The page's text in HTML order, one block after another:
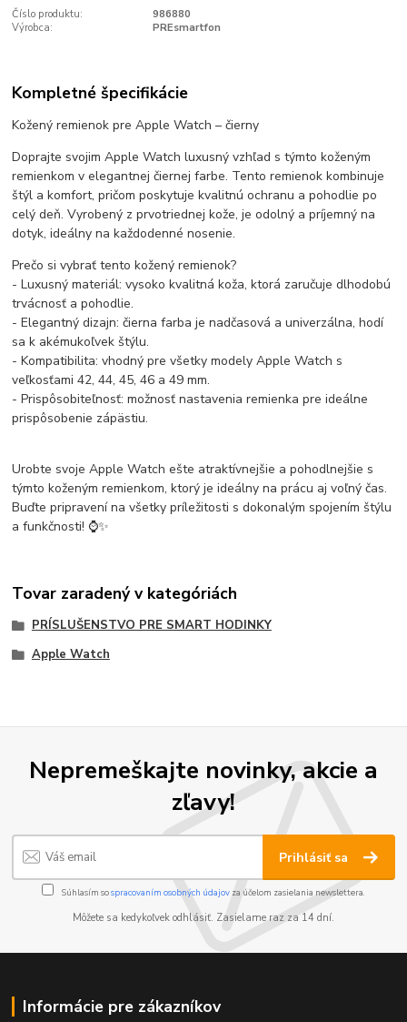
Číslo produktu:
986880
Výrobca:
PREsmartfon
Kompletné špecifikácie
Kožený remienok pre Apple Watch – čierny
Doprajte svojim Apple Watch luxusný vzhľad s týmto koženým
remienkom v elegantnej čiernej farbe. Tento remienok kombinuje
štýl a komfort, pričom poskytuje kvalitnú ochranu a pohodlie po
celý deň. Vyrobený z prvotriednej kože, je odolný a príjemný na
dotyk, ideálny na každodenné nosenie.
Prečo si vybrať tento kožený remienok?
- Luxusný materiál: vysoko kvalitná koža, ktorá zaručuje dlhodobú
trvácnosť a pohodlie.
- Elegantný dizajn: čierna farba je nadčasová a univerzálna, hodí
sa k akémukoľvek štýlu.
- Kompatibilita: vhodný pre všetky modely Apple Watch s
veľkosťami 42, 44, 45, 46 a 49 mm.
- Prispôsobiteľnosť: možnosť nastavenia remienka pre ideálne
prispôsobenie zápästiu.
Urobte svoje Apple Watch ešte atraktívnejšie a pohodlnejšie s
týmto koženým remienkom, ktorý je ideálny na prácu aj voľný čas.
Buďte pripravení na všetky príležitosti s dokonalým spojením štýlu
a funkčnosti! ⌚✨
Tovar zaradený v kategóriách
PRÍSLUŠENSTVO PRE SMART HODINKY
Apple Watch
Nepremeškajte novinky, akcie a
zľavy!
Prihlásiť sa
Súhlasím sospracovaním osobných údajov za účelom zasielania newslettera.
Môžete sa kedykoľvek odhlásiť. Zasielame raz za 14 dní.
Informácie pre zákazníkov